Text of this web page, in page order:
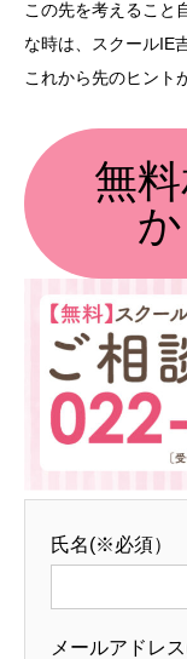
この先を考えること
な時は、スクールIE
これから先のヒント
無
氏名(※必須）
メールアドレ